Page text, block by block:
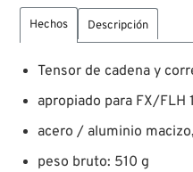
Hechos Descripción
Tensor de cadena y
apropiado para FX/FLH
acero / aluminio
peso bruto: 510 g